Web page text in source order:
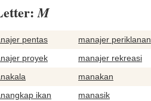
M
pentas manajer periklanan
proyek manajer rekreasi
manakan
ikan manasik